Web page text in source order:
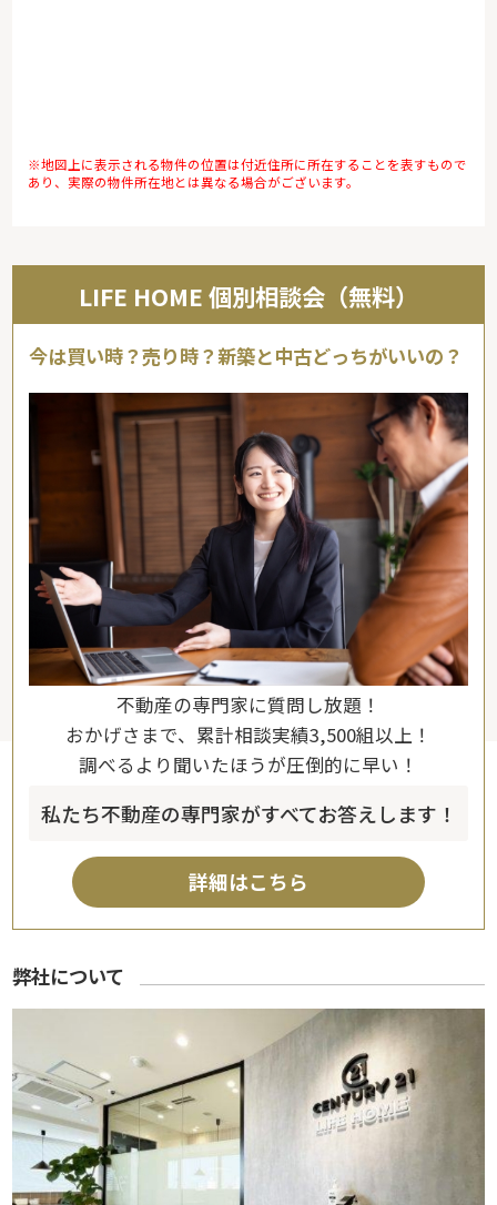
※地図上に表示される物件の位置は付近住所に所在することを表すもので
あり、実際の物件所在地とは異なる場合がございます。
LIFE HOME 個別相談会（無料）
今は買い時？売り時？新築と中古どっちがいいの？
不動産の専門家に質問し放題！
おかげさまで、累計相談実績3,500組以上！
調べるより聞いたほうが圧倒的に早い！
私たち不動産の専門家がすべてお答えします！
詳細はこちら
弊社について